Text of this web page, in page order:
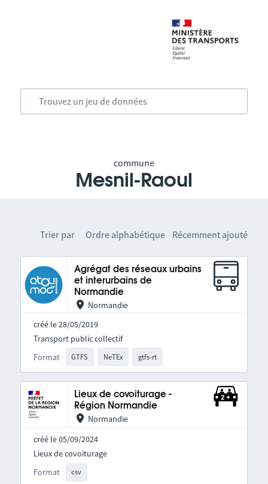
commune
Mesnil-Raoul
Trier par Ordre alphabétique Récemment ajouté
Agrégat des réseaux urbains
et interurbains de
Normandie
Normandie
créé le 28/05/2019
Format GTFS NeTEx gtfs-rt
Transport public collectif
Lieux de covoiturage -
Région Normandie
Normandie
créé le 05/09/2024
Format csv
Lieux de covoiturage